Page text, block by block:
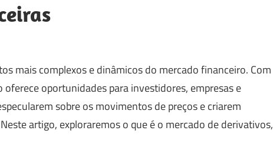
mais complexos e dinâmicos do mercado financeiro. Com
oportunidades para investidores, empresas e
sobre os movimentos de preços e criarem
artigo, exploraremos o que é o mercado de derivativos,